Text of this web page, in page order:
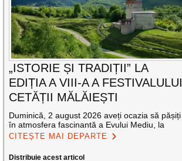
„ISTORIE ȘI TRADIȚII” LA
EDIȚIA A VIII-A A FESTIVALULUI
CETĂȚII MĂLĂIEȘTI
Duminică, 2 august 2026 aveți ocazia să pășiți
în atmosfera fascinantă a Evului Mediu, la
CITEȘTE MAI DEPARTE
Distribuie acest articol